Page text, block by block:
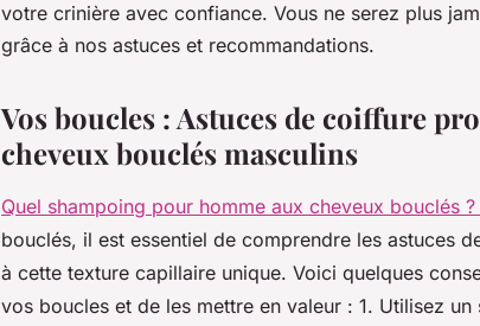
votre crinière avec confiance. Vous ne serez plus
grâce à nos astuces et recommandations.
Vos boucles : Astuces de coiffure
cheveux bouclés masculins
Quel shampoing pour homme aux cheveux bouclés ?
bouclés, il est essentiel de comprendre les astuces
à cette texture capillaire unique. Voici quelques
vos boucles et de les mettre en valeur : 1. Utilisez